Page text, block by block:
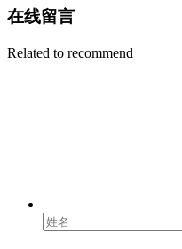
在线留言
Related to recommend